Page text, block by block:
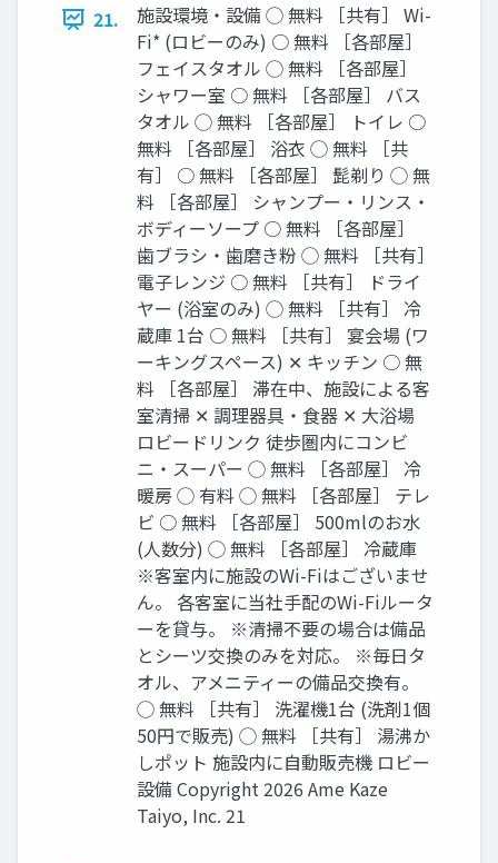
21.
施設環境‧設備 ◯ 無料 ［共有］ Wi-
Fi* (ロビーのみ) ○ 無料 ［各部屋］
フェイスタオル ◯ 無料 ［各部屋］
シャワー室 ○ 無料 ［各部屋］ バス
タオル ◯ 無料 ［各部屋］ トイレ ○
無料 ［各部屋］ 浴⾐ ◯ 無料 ［共
有］ ○ 無料 ［各部屋］ 髭剃り ◯ 無
料 ［各部屋］ シャンプー‧リンス‧
ボディーソープ ○ 無料 ［各部屋］
⻭ブラシ‧⻭磨き粉 ◯ 無料 ［共有］
電⼦レンジ ○ 無料 ［共有］ ドライ
ヤー (浴室のみ) ◯ 無料 ［共有］ 冷
蔵庫 1台 ○ 無料 ［共有］ 宴会場 (ワ
ーキングスペース) ✕ キッチン ○ 無
料 ［各部屋］ 滞在中、施設による客
室清掃 ✕ 調理器具‧⾷器 ✕ ⼤浴場
ロビードリンク 徒歩圏内にコンビ
ニ‧スーパー ◯ 無料 ［各部屋］ 冷
暖房 ◯ 有料 ◯ 無料 ［各部屋］ テレ
ビ ○ 無料 ［各部屋］ 500mlのお⽔
(⼈数分) ◯ 無料 ［各部屋］ 冷蔵庫
※客室内に施設のWi-Fiはございませ
ん。 各客室に当社⼿配のWi-Fiルータ
ーを貸与。 ※清掃不要の場合は備品
とシーツ交換のみを対応。 ※毎⽇タ
オル、アメニティーの備品交換有。
◯ 無料 ［共有］ 洗濯機1台 (洗剤1個
50円で販売) ◯ 無料 ［共有］ 湯沸か
しポット 施設内に⾃動販売機 ロビー
設備 Copyright 2026 Ame Kaze
Taiyo, Inc. 21